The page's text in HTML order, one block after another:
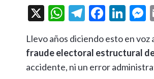
X
W
at
s
T
e
gr
F
e
b
Li
ke
dI
Llevo años diciendo esto en voz
fraude electoral estructural
accidente, ni un error